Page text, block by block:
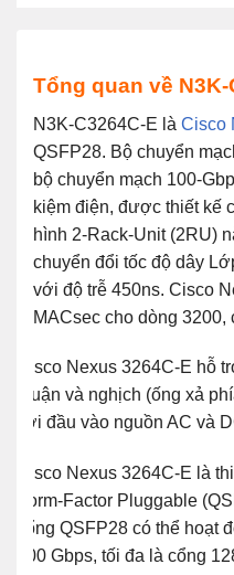
Tổng quan về N3K-
N3K-C3264C-E là Cisco
QSFP28. Bộ chuyển
bộ chuyển mạch 100-
kiệm điện, được thiết kế
hình 2-Rack-Unit (2RU)
chuyển đổi tốc độ dây
với độ trễ 450ns. Cisco
MACsec cho dòng 3200,
Cisco Nexus 3264C-E hỗ
thuận và nghịch (ống xả
với đầu vào nguồn AC và
Cisco Nexus 3264C-E là
Form-Factor Pluggable
cổng QSFP28 có thể hoạt
100 Gbps, tối đa là cổng